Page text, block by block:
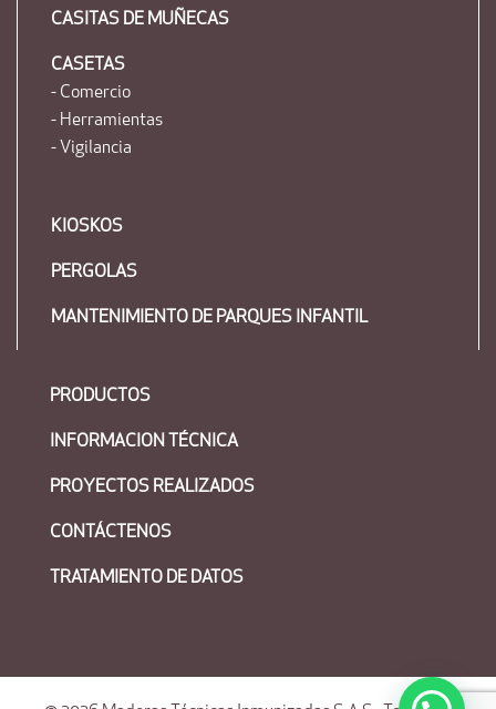
CASITAS DE MUÑECAS
CASETAS
- Comercio
- Herramientas
- Vigilancia
KIOSKOS
PERGOLAS
MANTENIMIENTO DE PARQUES INFANTIL
PRODUCTOS
INFORMACION TÉCNICA
PROYECTOS REALIZADOS
CONTÁCTENOS
TRATAMIENTO DE DATOS